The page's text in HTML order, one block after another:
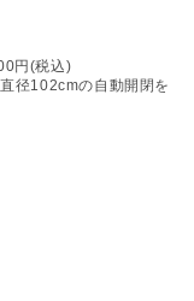
円(税込)
径102cmの自動開閉を